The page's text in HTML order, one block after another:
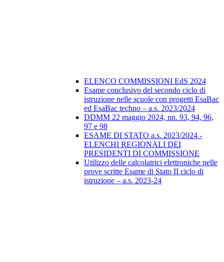
ELENCO COMMISSIONI EdS 2024
Esame conclusivo del secondo ciclo di
istruzione nelle scuole con progetti EsaBac
ed EsaBac techno – a.s. 2023/2024
DDMM 22 maggio 2024, nn. 93, 94, 96,
97 e 98
ESAME DI STATO a.s. 2023/2024 -
ELENCHI REGIONALI DEI
PRESIDENTI DI COMMISSIONE
Utilizzo delle calcolatrici elettroniche nelle
prove scritte Esame di Stato II ciclo di
istruzione – a.s. 2023-24